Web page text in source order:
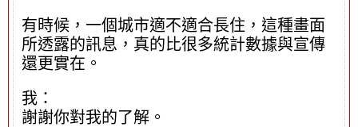
有時候，一個城市適不適合長住，這種畫面
所透露的訊息，真的比很多統計數據與宣傳
還更實在。
我：
謝謝你對我的了解。